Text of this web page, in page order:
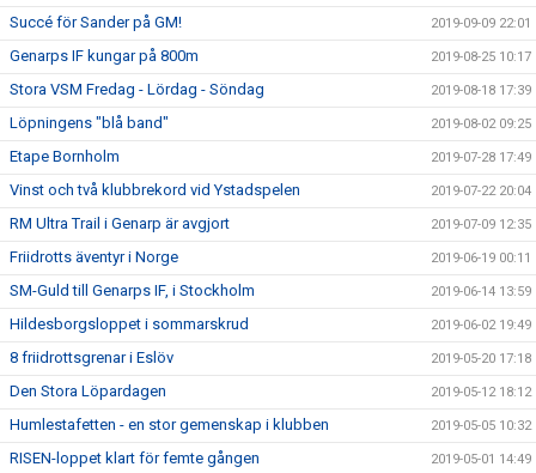
Succé för Sander på GM! 2019-09-09 22:01
Genarps IF kungar på 800m 2019-08-25 10:17
Stora VSM Fredag - Lördag - Söndag 2019-08-18 17:39
Löpningens "blå band" 2019-08-02 09:25
Etape Bornholm 2019-07-28 17:49
Vinst och två klubbrekord vid Ystadspelen 2019-07-22 20:04
RM Ultra Trail i Genarp är avgjort 2019-07-09 12:35
Friidrotts äventyr i Norge 2019-06-19 00:11
SM-Guld till Genarps IF, i Stockholm 2019-06-14 13:59
Hildesborgsloppet i sommarskrud 2019-06-02 19:49
8 friidrottsgrenar i Eslöv 2019-05-20 17:18
Den Stora Löpardagen 2019-05-12 18:12
Humlestafetten - en stor gemenskap i klubben 2019-05-05 10:32
RISEN-loppet klart för femte gången 2019-05-01 14:49